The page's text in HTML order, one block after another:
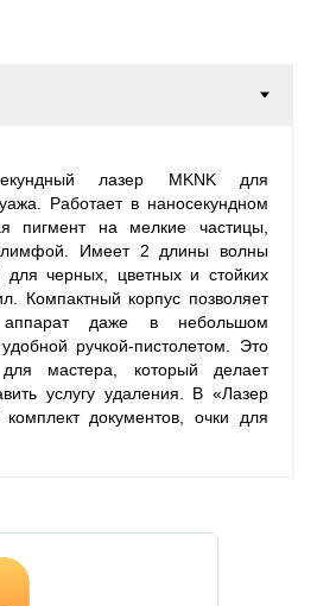
лазер MKNK для
Работает в наносекундном
пигмент на мелкие частицы,
лимфой. Имеет 2 длины волны
черных, цветных и стойких
Компактный корпус позволяет
аппарат даже в небольшом
ручкой-пистолетом. Это
мастера, который делает
услугу удаления. В «Лазер
документов, очки для